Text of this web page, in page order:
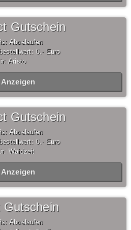
Gutschein
Abgelaufen
0,- Euro
Aristo
Anzeigen
Gutschein
Abgelaufen
0,- Euro
Waidzeit
Anzeigen
Gutschein
Abgelaufen